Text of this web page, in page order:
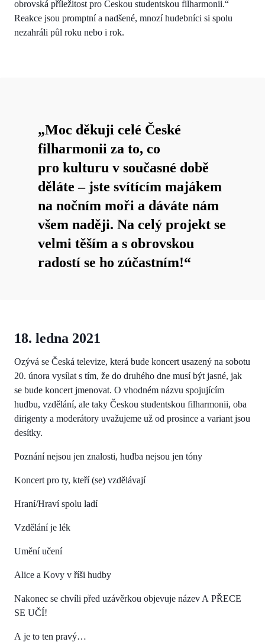
obrovská příležitost pro Českou studentskou filharmonii.“
Reakce jsou promptní a nadšené, mnozí hudebníci si spolu
nezahráli půl roku nebo i rok.
„Moc děkuji celé České
filharmonii za to, co
pro kulturu v současné době
děláte – jste svítícím majákem
na nočním moři a dáváte nám
všem naději. Na celý projekt se
velmi těším a s obrovskou
radostí se ho zúčastním!“
18. ledna 2021
Ozývá se Česká televize, která bude koncert usazený na sobotu
20. února vysílat s tím, že do druhého dne musí být jasné, jak
se bude koncert jmenovat. O vhodném názvu spojujícím
hudbu, vzdělání, ale taky Českou studentskou filharmonii, oba
dirigenty a moderátory uvažujeme už od prosince a variant jsou
desítky.
Poznání nejsou jen znalosti, hudba nejsou jen tóny
Koncert pro ty, kteří (se) vzdělávají
Hraní/Hraví spolu ladí
Vzdělání je lék
Umění učení
Alice a Kovy v říši hudby
Nakonec se chvíli před uzávěrkou objevuje název A PŘECE
SE UČÍ!
A je to ten pravý…